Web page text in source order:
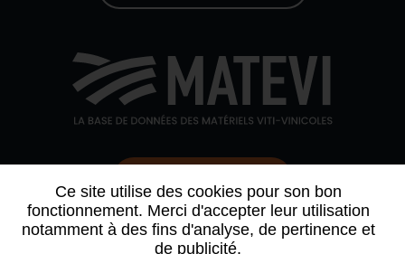
Ce site utilise des cookies pour son bon
fonctionnement. Merci d'accepter leur utilisation
notamment à des fins d'analyse, de pertinence et
de publicité.
QUI SOMMES-NOUS AGENDA